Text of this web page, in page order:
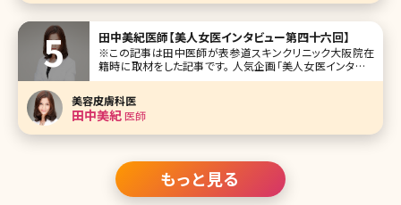
田中美紀医師【美人女医インタビュー第四十六回】
※この記事は田中医師が表参道スキンクリニック大阪院在
籍時に取材をした記事です。 人気企画「美人女医インタビュ
ー」第四十六回は、東京表参道、名古屋、大阪、沖縄に展開し
ている、表参道スキンクリニック大阪院の田中美紀（たなか
みき）先生です。 中学時代に通った皮膚科で美容治療をやっ
ていて、それに感銘
美容皮膚科医
田中美紀医師
もっと見る